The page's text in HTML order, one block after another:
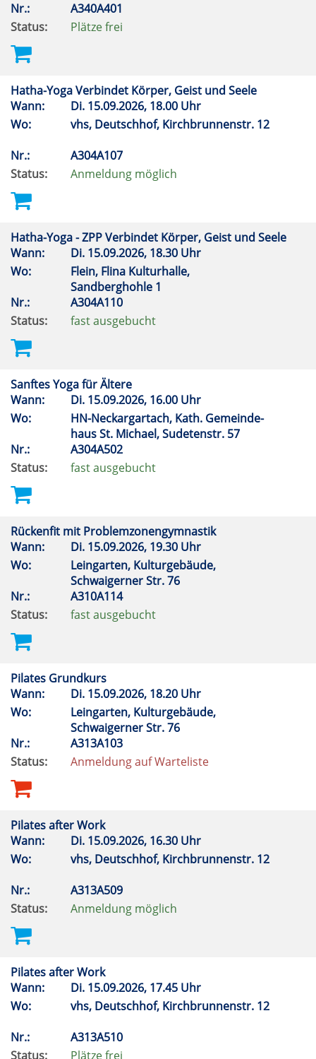
Nr.:
A340A401
Status:
Plätze frei
Hatha-Yoga Verbindet Körper, Geist und Seele
Wann:
Di. 15.09.2026, 18.00 Uhr
Wo:
vhs, Deutschhof, Kirchbrunnenstr. 12
Nr.:
A304A107
Status:
Anmeldung möglich
Hatha-Yoga - ZPP Verbindet Körper, Geist und Seele
Wann:
Di. 15.09.2026, 18.30 Uhr
Wo:
Flein, Flina Kulturhalle,
Sandberghohle 1
Nr.:
A304A110
Status:
fast ausgebucht
Sanftes Yoga für Ältere
Wann:
Di. 15.09.2026, 16.00 Uhr
Wo:
HN-Neckargartach, Kath. Gemeinde-
haus St. Michael, Sudetenstr. 57
Nr.:
A304A502
Status:
fast ausgebucht
Rückenfit mit Problemzonengymnastik
Wann:
Di. 15.09.2026, 19.30 Uhr
Wo:
Leingarten, Kulturgebäude,
Schwaigerner Str. 76
Nr.:
A310A114
Status:
fast ausgebucht
Pilates Grundkurs
Wann:
Di. 15.09.2026, 18.20 Uhr
Wo:
Leingarten, Kulturgebäude,
Schwaigerner Str. 76
Nr.:
A313A103
Status:
Anmeldung auf Warteliste
Pilates after Work
Wann:
Di. 15.09.2026, 16.30 Uhr
Wo:
vhs, Deutschhof, Kirchbrunnenstr. 12
Nr.:
A313A509
Status:
Anmeldung möglich
Pilates after Work
Wann:
Di. 15.09.2026, 17.45 Uhr
Wo:
vhs, Deutschhof, Kirchbrunnenstr. 12
Nr.:
A313A510
Status:
Plätze frei